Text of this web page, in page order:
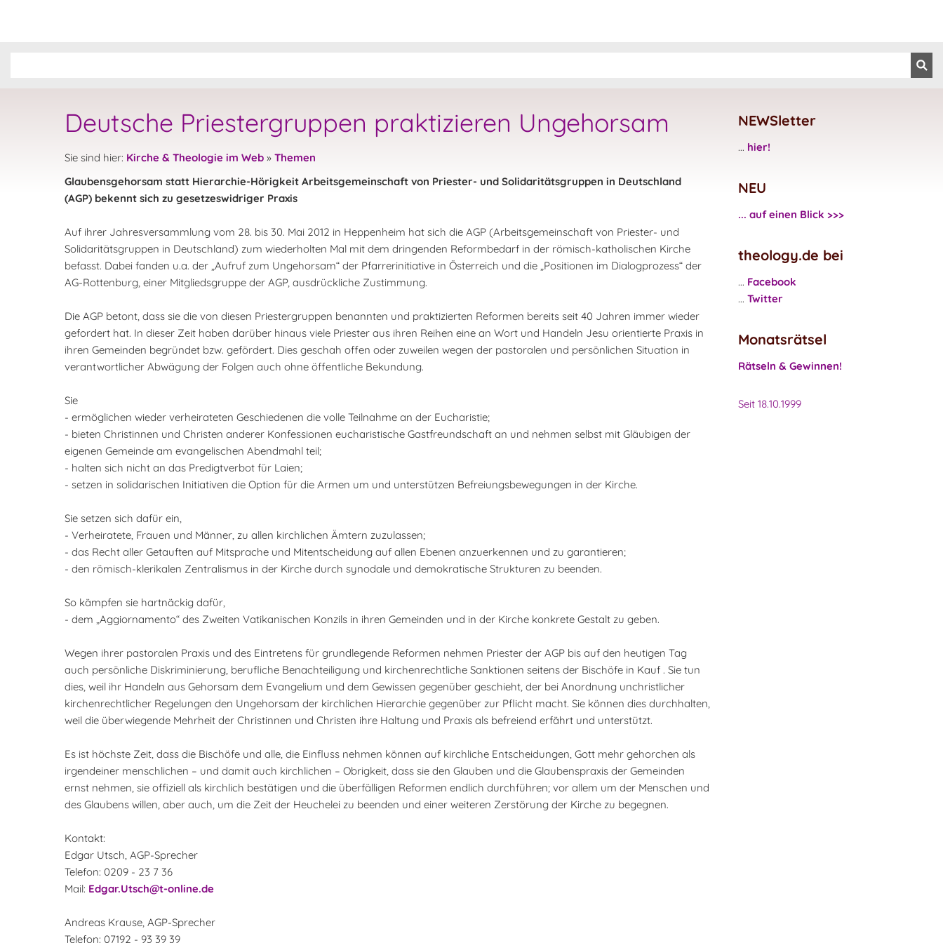
Deutsche Priestergruppen praktizieren Ungehorsam
Sie sind hier: Kirche & Theologie im Web » Themen
Glaubensgehorsam statt Hierarchie-Hörigkeit Arbeitsgemeinschaft von Priester- und Solidaritätsgruppen in Deutschland
(AGP) bekennt sich zu gesetzeswidriger Praxis
Auf ihrer Jahresversammlung vom 28. bis 30. Mai 2012 in Heppenheim hat sich die AGP (Arbeitsgemeinschaft von Priester- und
Solidaritätsgruppen in Deutschland) zum wiederholten Mal mit dem dringenden Reformbedarf in der römisch-katholischen Kirche
befasst. Dabei fanden u.a. der „Aufruf zum Ungehorsam“ der Pfarrerinitiative in Österreich und die „Positionen im Dialogprozess“ der
AG-Rottenburg, einer Mitgliedsgruppe der AGP, ausdrückliche Zustimmung.
Die AGP betont, dass sie die von diesen Priestergruppen benannten und praktizierten Reformen bereits seit 40 Jahren immer wieder
gefordert hat. In dieser Zeit haben darüber hinaus viele Priester aus ihren Reihen eine an Wort und Handeln Jesu orientierte Praxis in
ihren Gemeinden begründet bzw. gefördert. Dies geschah offen oder zuweilen wegen der pastoralen und persönlichen Situation in
verantwortlicher Abwägung der Folgen auch ohne öffentliche Bekundung.
Sie
- ermöglichen wieder verheirateten Geschiedenen die volle Teilnahme an der Eucharistie;
- bieten Christinnen und Christen anderer Konfessionen eucharistische Gastfreundschaft an und nehmen selbst mit Gläubigen der
eigenen Gemeinde am evangelischen Abendmahl teil;
- halten sich nicht an das Predigtverbot für Laien;
- setzen in solidarischen Initiativen die Option für die Armen um und unterstützen Befreiungsbewegungen in der Kirche.
Sie setzen sich dafür ein,
- Verheiratete, Frauen und Männer, zu allen kirchlichen Ämtern zuzulassen;
- das Recht aller Getauften auf Mitsprache und Mitentscheidung auf allen Ebenen anzuerkennen und zu garantieren;
- den römisch-klerikalen Zentralismus in der Kirche durch synodale und demokratische Strukturen zu beenden.
So kämpfen sie hartnäckig dafür,
- dem „Aggiornamento“ des Zweiten Vatikanischen Konzils in ihren Gemeinden und in der Kirche konkrete Gestalt zu geben.
Wegen ihrer pastoralen Praxis und des Eintretens für grundlegende Reformen nehmen Priester der AGP bis auf den heutigen Tag
auch persönliche Diskriminierung, berufliche Benachteiligung und kirchenrechtliche Sanktionen seitens der Bischöfe in Kauf . Sie tun
dies, weil ihr Handeln aus Gehorsam dem Evangelium und dem Gewissen gegenüber geschieht, der bei Anordnung unchristlicher
kirchenrechtlicher Regelungen den Ungehorsam der kirchlichen Hierarchie gegenüber zur Pflicht macht. Sie können dies durchhalten,
weil die überwiegende Mehrheit der Christinnen und Christen ihre Haltung und Praxis als befreiend erfährt und unterstützt.
Es ist höchste Zeit, dass die Bischöfe und alle, die Einfluss nehmen können auf kirchliche Entscheidungen, Gott mehr gehorchen als
irgendeiner menschlichen – und damit auch kirchlichen – Obrigkeit, dass sie den Glauben und die Glaubenspraxis der Gemeinden
ernst nehmen, sie offiziell als kirchlich bestätigen und die überfälligen Reformen endlich durchführen; vor allem um der Menschen und
des Glaubens willen, aber auch, um die Zeit der Heuchelei zu beenden und einer weiteren Zerstörung der Kirche zu begegnen.
Kontakt:
Edgar Utsch, AGP-Sprecher
Telefon: 0209 - 23 7 36
Mail: Edgar.Utsch@t-online.de
Andreas Krause, AGP-Sprecher
Telefon: 07192 - 93 39 39
NEWSletter
... hier!
NEU
... auf einen Blick >>>
theology.de bei
... Facebook
... Twitter
Monatsrätsel
Rätseln & Gewinnen!
Seit 18.10.1999